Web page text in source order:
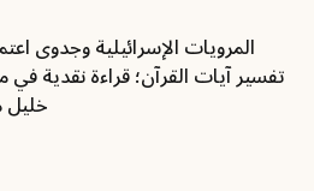
المرويات الإسرائيلية وجدوى
تفسير آيات القرآن؛ قراءة نقدية
خليل